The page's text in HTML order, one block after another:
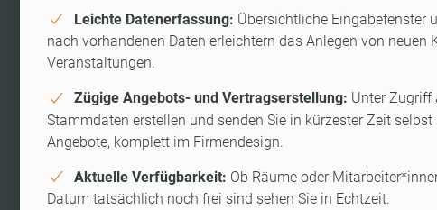
Leichte Datenerfassung: Übersichtliche Eingabefenster
nach vorhandenen Daten erleichtern das Anlegen von neuen
Veranstaltungen.
Zügige Angebots- und Vertragserstellung: Unter Zugriff
Stammdaten erstellen und senden Sie in kürzester Zeit
Angebote, komplett im Firmendesign.
Aktuelle Verfügbarkeit: Ob Räume oder
Datum tatsächlich noch frei sind sehen Sie in Echtzeit.